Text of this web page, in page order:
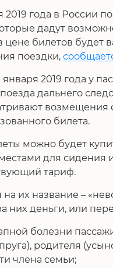
2019 года в России
дадут
цене билетов будет
поездки,
января 2019 года у
дальнего
возмещения
билета.
можно будет
для сидения
тариф.
их название –
них деньги, или
болезни
родителя
члена семьи;